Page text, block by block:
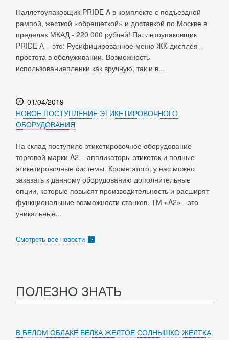
Паллетоупаковщик PRIDE A в комплекте с подъездной
рампой, жесткой «обрешеткой» и доставкой по Москве в
пределах МКАД - 220 000 рублей! Паллетоупаковщик
PRIDE А – это: Русифицированное меню ЖК-дисплея –
простота в обслуживании. Возможность
использованияпленки как вручную, так и в...
01/04/2019
НОВОЕ ПОСТУПЛЕНИЕ ЭТИКЕТИРОВОЧНОГО
ОБОРУДОВАНИЯ
На склад поступило этикетировочное оборудование
торговой марки A2 – аппликаторы этикеток и полные
этикетировочные системы. Кроме этого, у нас можно
заказать к данному оборудованию дополнительные
опции, которые повысят производительность и расширят
функциональные возможности станков. ТМ «A2» - это
уникальные...
Смотреть все новости
ПОЛЕЗНО ЗНАТЬ
В БЕЛОМ ОБЛАКЕ БЕЛКА ЖЕЛТОЕ СОЛНЫШКО ЖЕЛТКА